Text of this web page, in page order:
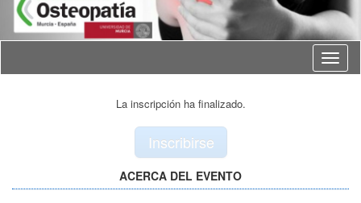
Idioma
La inscripción ha finalizado.
Inscribirse
ACERCA DEL EVENTO